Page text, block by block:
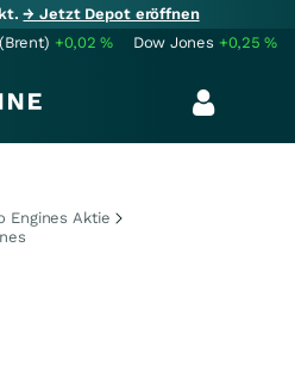
→ Jetzt Depot eröffnen
+0,02% Dow Jones +0,25%
Engines Aktie